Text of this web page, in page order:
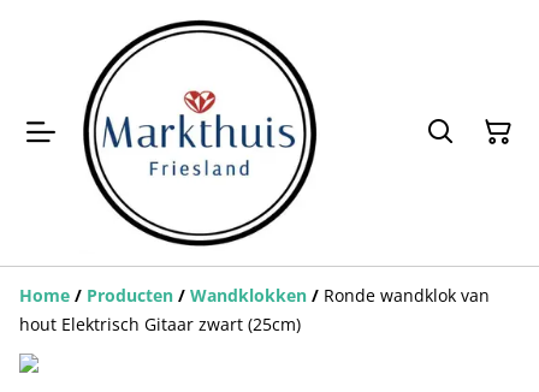
Home / Producten / Wandklokken / Ronde wandklok van
hout Elektrisch Gitaar zwart (25cm)